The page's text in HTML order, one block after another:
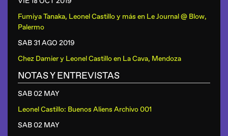
Fumiya Tanaka, Leonel Castillo y más en Le Journal @ Blow,
Palermo
SAB 31 AGO 2019
Chez Damier y Leonel Castilloen La Cava, Mendoza
NOTAS Y ENTREVISTAS
SAB 02 MAY
Leonel Castillo: Buenos Aliens Archivo 001
SAB 02 MAY